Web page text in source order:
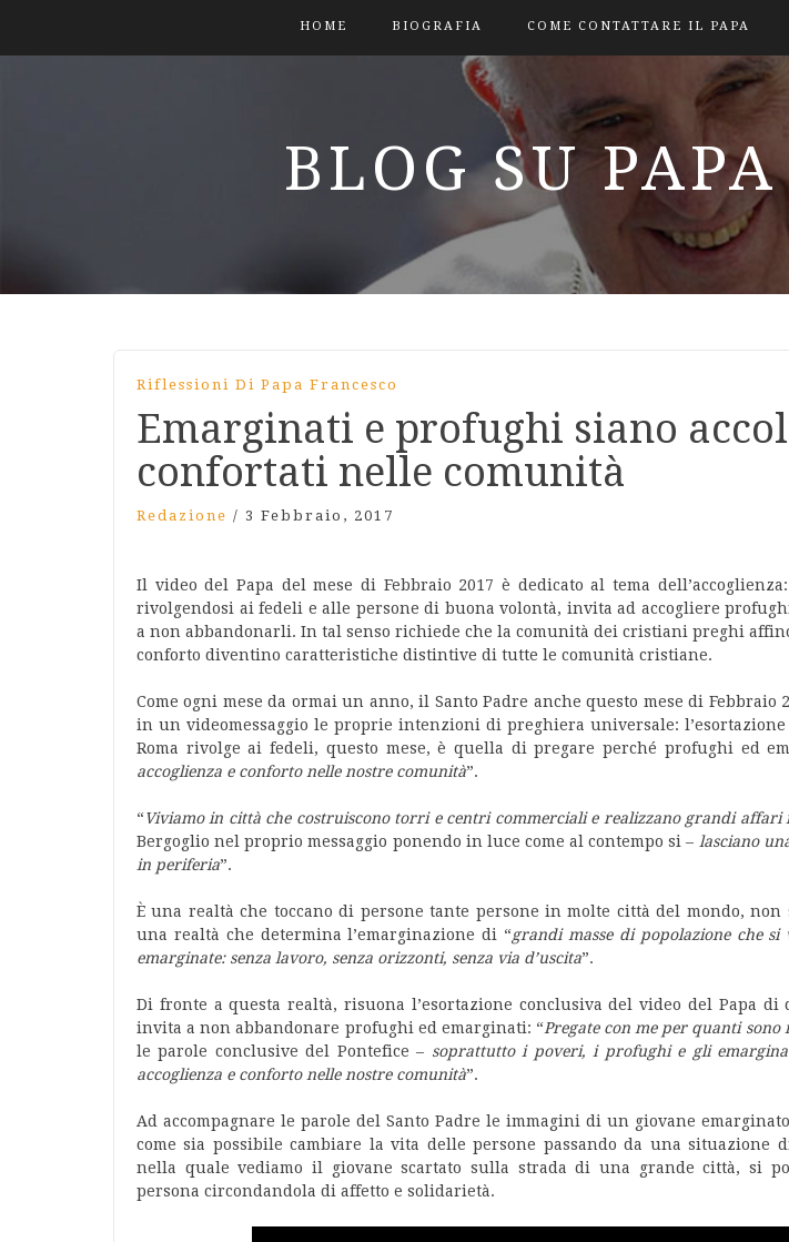
HOME BIOGRAFIA COME CONTATTARE IL PAPA
BLOG SU
Riflessioni Di Papa Francesco
Emarginati e profughi siano
confortati nelle comunità
Redazione / 3 Febbraio, 2017
Il video del Papa del mese di Febbraio 2017 è dedicato al tema dell’accoglienza:
rivolgendosi ai fedeli e alle persone di buona volontà, invita ad accogliere
a non abbandonarli. In tal senso richiede che la comunità dei cristiani preghi
conforto diventino caratteristiche distintive di tutte le comunità cristiane.
Come ogni mese da ormai un anno, il Santo Padre anche questo mese di Febbraio
in un videomessaggio le proprie intenzioni di preghiera universale: l’esortazione
Roma rivolge ai fedeli, questo mese, è quella di pregare perché profughi ed
accoglienza e conforto nelle nostre comunità”.
“Viviamo in città che costruiscono torri e centri commerciali e realizzano grandi
Bergoglio nel proprio messaggio ponendo in luce come al contempo si – lasciano
in periferia”.
È una realtà che toccano di persone tante persone in molte città del mondo, non
una realtà che determina l’emarginazione di “grandi masse di popolazione che si
emarginate: senza lavoro, senza orizzonti, senza via d’uscita”.
Di fronte a questa realtà, risuona l’esortazione conclusiva del video del Papa di
invita a non abbandonare profughi ed emarginati: “Pregate con me per quanti sono
le parole conclusive del Pontefice – soprattutto i poveri, i profughi e gli
accoglienza e conforto nelle nostre comunità”.
Ad accompagnare le parole del Santo Padre le immagini di un giovane
come sia possibile cambiare la vita delle persone passando da una situazione
nella quale vediamo il giovane scartato sulla strada di una grande città, si
persona circondandola di affetto e solidarietà.